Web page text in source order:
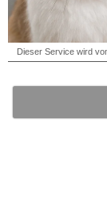
Dieser Service wird